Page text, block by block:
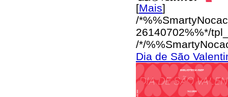
[Mais]
/
26140702%%*/
/*/
Dia de São